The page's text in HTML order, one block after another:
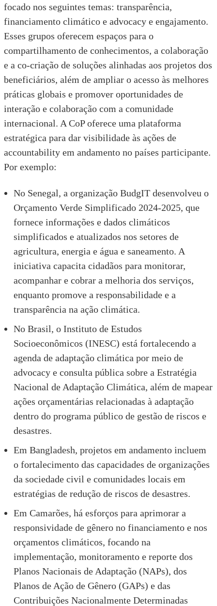
focado nos seguintes temas: transparência,
financiamento climático e advocacy e engajamento.
Esses grupos oferecem espaços para o
compartilhamento de conhecimentos, a colaboração
e a co-criação de soluções alinhadas aos projetos dos
beneficiários, além de ampliar o acesso às melhores
práticas globais e promover oportunidades de
interação e colaboração com a comunidade
internacional. A CoP oferece uma plataforma
estratégica para dar visibilidade às ações de
accountability em andamento no países participante.
Por exemplo:
No Senegal, a organização BudgIT desenvolveu o
Orçamento Verde Simplificado 2024-2025, que
fornece informações e dados climáticos
simplificados e atualizados nos setores de
agricultura, energia e água e saneamento. A
iniciativa capacita cidadãos para monitorar,
acompanhar e cobrar a melhoria dos serviços,
enquanto promove a responsabilidade e a
transparência na ação climática.
No Brasil, o Instituto de Estudos
Socioeconômicos (INESC) está fortalecendo a
agenda de adaptação climática por meio de
advocacy e consulta pública sobre a Estratégia
Nacional de Adaptação Climática, além de mapear
ações orçamentárias relacionadas à adaptação
dentro do programa público de gestão de riscos e
desastres.
Em Bangladesh, projetos em andamento incluem
o fortalecimento das capacidades de organizações
da sociedade civil e comunidades locais em
estratégias de redução de riscos de desastres.
Em Camarões, há esforços para aprimorar a
responsividade de gênero no financiamento e nos
orçamentos climáticos, focando na
implementação, monitoramento e reporte dos
Planos Nacionais de Adaptação (NAPs), dos
Planos de Ação de Gênero (GAPs) e das
Contribuições Nacionalmente Determinadas